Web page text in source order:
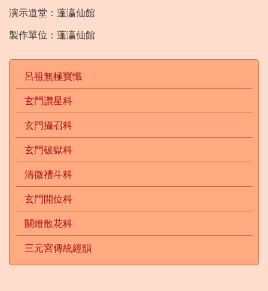
演示道堂：蓬瀛仙館
製作單位：蓬瀛仙館
呂祖無極寶懺
玄門讚星科
玄門攝召科
玄門破獄科
清微禮斗科
玄門開位科
關燈散花科
三元宮傳統經韻